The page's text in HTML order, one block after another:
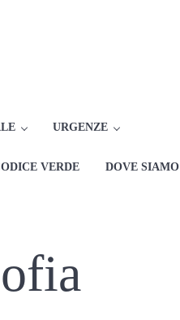
URGENZE
VERDE DOVE SIAMO